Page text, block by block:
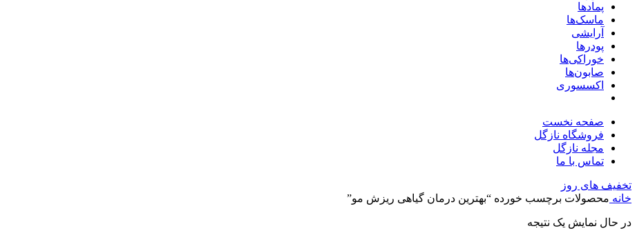
پمادها
ماسک‌ها
آرایشی
پودرها
خوراکی‌ها
صابون‌ها
اکسسوری
صفحه نخست
فروشگاه نازگل
مجله نازگل
تماس با ما
تخفیف های روز
خانه محصولات برچسب خورده “بهترین درمان گیاهی ریزش مو”
در حال نمایش یک نتیجه